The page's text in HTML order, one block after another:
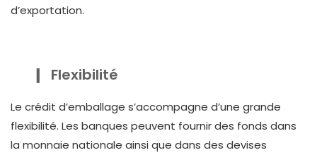
d’exportation.
Flexibilité
Le crédit d’emballage s’accompagne d’une grande
flexibilité. Les banques peuvent fournir des fonds dans
la monnaie nationale ainsi que dans des devises